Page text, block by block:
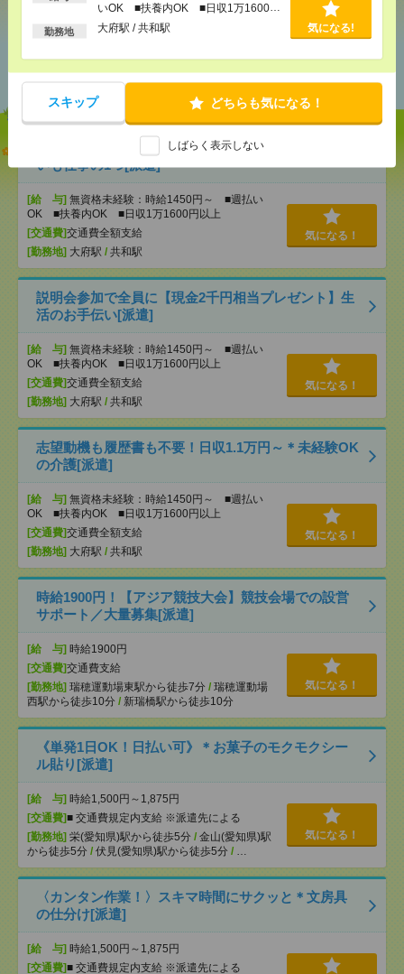
いOK ■扶養内OK ■日収1万1600円
以上
勤務地 大府駅 / 共和駅 気になる!
スキップ どちらも気になる！
しばらく表示しない
おすすめ
【オープニング募集】おばあちゃんのお散歩付き添
いも仕事の1つ[派遣]
[給 与] 無資格未経験：時給1450円～ ■週払い
OK ■扶養内OK ■日収1万1600円以上
[交通費]交通費全額支給
[勤務地] 大府駅 / 共和駅
気になる！
説明会参加で全員に【現金2千円相当プレゼント】生
活のお手伝い[派遣]
[給 与] 無資格未経験：時給1450円～ ■週払い
OK ■扶養内OK ■日収1万1600円以上
[交通費]交通費全額支給
[勤務地] 大府駅 / 共和駅
気になる！
志望動機も履歴書も不要！日収1.1万円～＊未経験OK
の介護[派遣]
[給 与] 無資格未経験：時給1450円～ ■週払い
OK ■扶養内OK ■日収1万1600円以上
[交通費]交通費全額支給
[勤務地] 大府駅 / 共和駅
気になる！
時給1900円！【アジア競技大会】競技会場での設営
サポート／大量募集[派遣]
[給 与] 時給1900円
[交通費]交通費支給
[勤務地] 瑞穂運動場東駅から徒歩7分 / 瑞穂運動場
西駅から徒歩10分 / 新瑞橋駅から徒歩10分
気になる！
《単発1日OK！日払い可》＊お菓子のモクモクシー
ル貼り[派遣]
[給 与] 時給1,500円～1,875円
[交通費]■ 交通費規定内支給 ※派遣先による
[勤務地] 栄(愛知県)駅から徒歩5分 / 金山(愛知県)駅
から徒歩5分 / 伏見(愛知県)駅から徒歩5分 / …
気になる！
〈カンタン作業！〉スキマ時間にサクッと＊文房具
の仕分け[派遣]
[給 与] 時給1,500円～1,875円
[交通費]■ 交通費規定内支給 ※派遣先による